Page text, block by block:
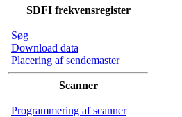
SDFI frekvensregister
Søg
Download data
Placering af sendemaster
Scanner
Programmering af scanner